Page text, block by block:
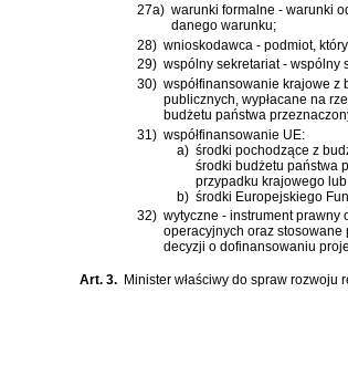
27a) warunki formalne - warunki
danego warunku;
28) wnioskodawca - podmiot,
29) wspólny sekretariat - wspólny
30) współfinansowanie krajowe
publicznych, wypłacane na
budżetu państwa
31) współfinansowanie UE:
a) środki pochodzące z
środki budżetu państwa
przypadku krajowego
b) środki Europejskiego
32) wytyczne - instrument
operacyjnych oraz
decyzji o dofinansowaniu
Art. 3. Minister właściwy do spraw